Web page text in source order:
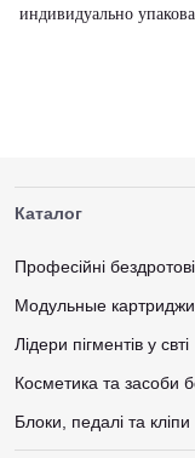
индивидуально
Каталог
Професійні
Модульные
Лідери пігментів у свті
Косметика та засоби
Блоки, педалі та кліпи